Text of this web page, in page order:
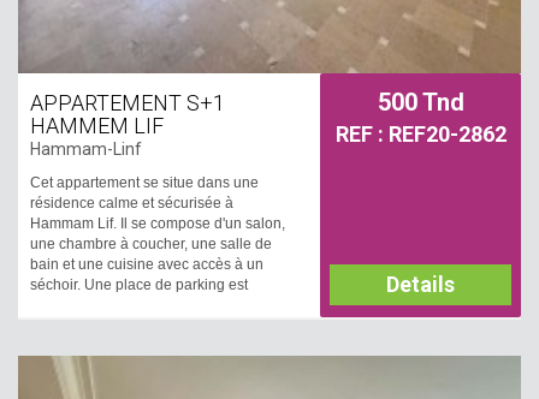
APPARTEMENT S+1
HAMMEM LIF
Hammam-Linf
Cet appartement se situe dans une
résidence calme et sécurisée à
Hammam Lif. Il se compose d'un salon,
une chambre à coucher, une salle de
bain et une cuisine avec accès à un
séchoir. Une place de parking est
500 Tnd
REF : REF20-2862
Details